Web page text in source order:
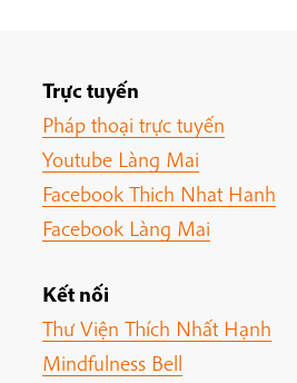
Trực tuyến
Pháp thoại trực tuyến
Youtube Làng Mai
Facebook Thich Nhat Hanh
Facebook Làng Mai
Kết nối
Thư Viện Thích Nhất Hạnh
Mindfulness Bell